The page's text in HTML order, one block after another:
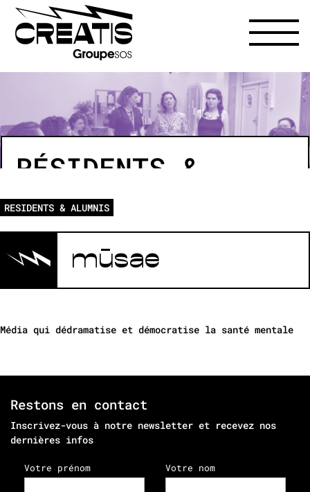
RÉSIDENTS &
ALUMNIS
RESIDENTS & ALUMNIS
mūsae
Média qui dédramatise et démocratise la santé mentale
Restons en contact
Inscrivez-vous à notre newsletter et recevez nos
dernières infos
Votre prénom Votre nom